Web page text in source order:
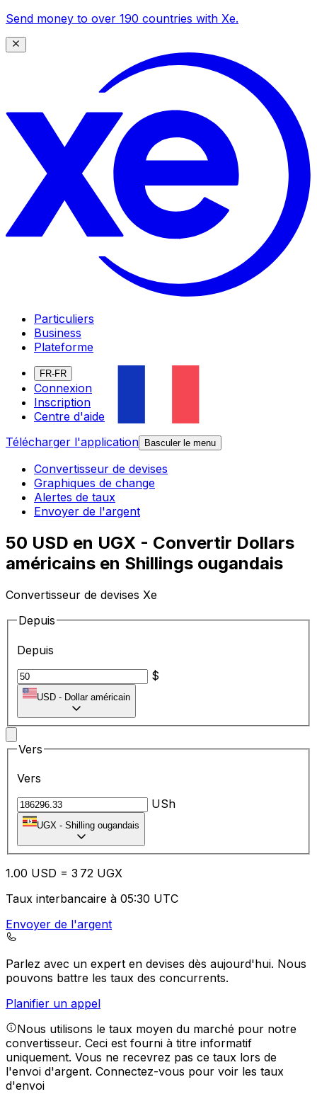
Send money to over 190 countries with Xe.
Particuliers
Business
Plateforme
FR-FR
Connexion
Inscription
Centre d'aide
Télécharger l'application
Basculer le menu
Convertisseur de devises
Graphiques de change
Alertes de taux
Envoyer de l'argent
50 USD en UGX - Convertir Dollars
américains en Shillings ougandais
Convertisseur de devises Xe
Depuis
Depuis
$
USD - Dollar américain
Vers
Vers
USh
UGX - Shilling ougandais
1.00 USD = 3 72 UGX
Taux interbancaire à 05:30 UTC
Envoyer de l'argent
Parlez avec un expert en devises dès aujourd'hui. Nous
pouvons battre les taux des concurrents.
Planifier un appel
Nous utilisons le taux moyen du marché pour notre
convertisseur. Ceci est fourni à titre informatif
uniquement. Vous ne recevrez pas ce taux lors de
l'envoi d'argent. Connectez-vous pour voir les taux
d'envoi